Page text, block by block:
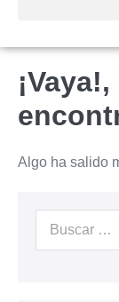
Algo ha salido